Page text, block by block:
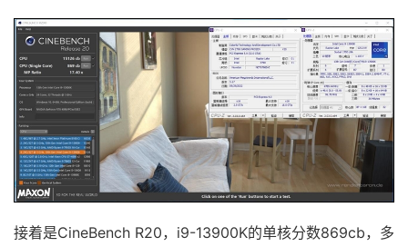
接着是CineBench R20，i9-13900K的单核分数869cb，多